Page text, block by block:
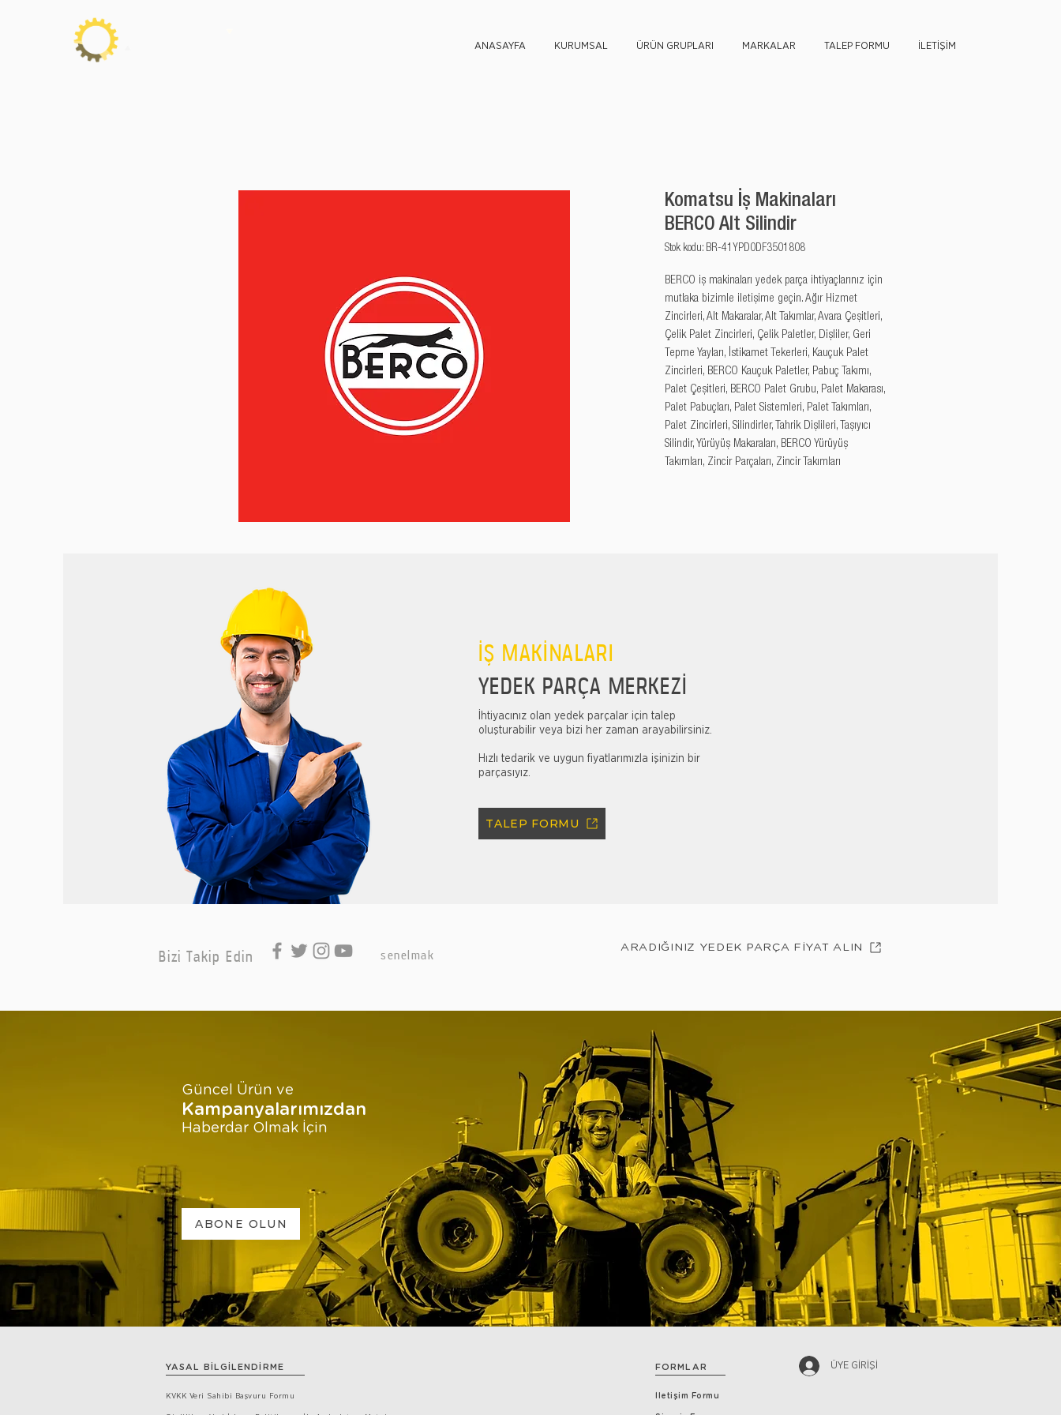
ANASAYFA KURUMSAL ÜRÜN GRUPLARI MARKALAR TALEP FORMU İLETİŞİM
Komatsu İş Makinaları
BERCO Alt Silindir
Stok kodu: BR-41YPD0DF3501808
BERCO iş makinaları yedek parça ihtiyaçlarınız için
mutlaka bizimle iletişime geçin. Ağır Hizmet
Zincirleri, Alt Makaralar, Alt Takımlar, Avara Çeşitleri,
Çelik Palet Zincirleri, Çelik Paletler, Dişliler, Geri
Tepme Yayları, İstikamet Tekerleri, Kauçuk Palet
Zincirleri, BERCO Kauçuk Paletler, Pabuç Takımı,
Palet Çeşitleri, BERCO Palet Grubu, Palet Makarası,
Palet Pabuçları, Palet Sistemleri, Palet Takımları,
Palet Zincirleri, Silindirler, Tahrik Dişlileri, Taşıyıcı
Silindir, Yürüyüş Makaraları, BERCO Yürüyüş
Takımları, Zincir Parçaları, Zincir Takımları
İŞ MAKİNALARI
YEDEK PARÇA MERKEZİ
İhtiyacınız olan yedek parçalar için talep
oluşturabilir veya bizi her zaman arayabilirsiniz.
Hızlı tedarik ve uygun fiyatlarımızla işinizin bir
parçasıyız.
TALEP FORMU
Bizi Takip Edin senelmak ARADIĞINIZ YEDEK PARÇA FİYAT ALIN
YASAL BİLGİLENDİRME
KVKK Veri Sahibi Başvuru Formu
FORMLAR ÜYE GİRİŞİ
İletişim Formu
Güncel Ürün ve
Kampanyalarımızdan
Haberdar Olmak İçin
ABONE OLUN